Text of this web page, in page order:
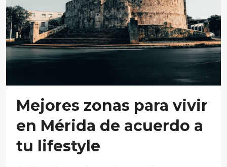
Mejores zonas para vivir
en Mérida de acuerdo a
tu lifestyle